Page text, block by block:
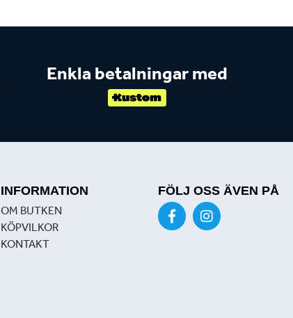
Enkla betalningar med
INFORMATION
OM BUTKEN
KÖPVILKOR
KONTAKT
FÖLJ OSS ÄVEN PÅ